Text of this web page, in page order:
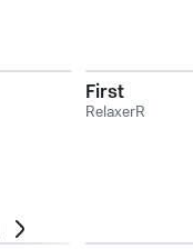
First
RelaxerR